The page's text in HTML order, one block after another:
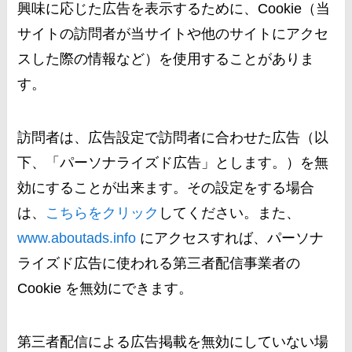
興味に応じた広告を表示するために、Cookie（当
サイトの訪問者が当サイトや他のサイトにアクセ
スした際の情報など）を使用することがありま
す。
訪問者は、広告設定で訪問者に合わせた広告（以
下、「パーソナライズド広告」とします。）を無
効にすることが出来ます。その設定をする場合
は、 こちらをクリック してください。また、
www.aboutads.info にアクセスすれば、パーソナ
ライズド広告に使われる第三者配信事業者の
Cookie を無効にできます。
第三者配信による広告掲載を無効にしていない場